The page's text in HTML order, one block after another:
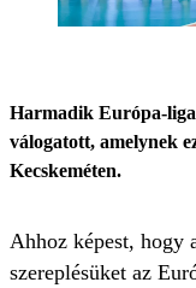
Harmadik Európa-
válogatott, amelynek
Kecskeméten.
Ahhoz képest, hogy
szereplésüket az